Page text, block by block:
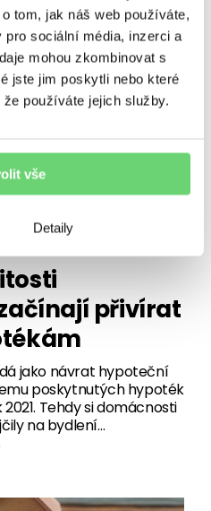
Detaily
tom, jak náš web používáte,
sociální média, inzerci a
mohou zkombinovat s
jste jim poskytli nebo které
používáte jejich služby.
vše
ČLÁNKY
přivírat
jako návrat hypoteční
poskytnutých hypoték
Tehdy si domácnosti
na bydlení…